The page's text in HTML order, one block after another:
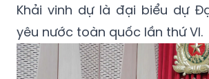
Khải vinh dự là đại biểu dự
yêu nước toàn quốc lần thứ VI.